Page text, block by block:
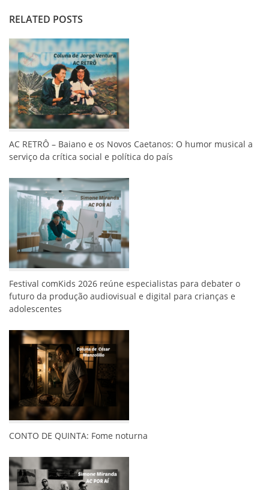
RELATED POSTS
AC RETRÔ – Baiano e os Novos Caetanos: O humor musical a
serviço da crítica social e política do país
Festival comKids 2026 reúne especialistas para debater o
futuro da produção audiovisual e digital para crianças e
adolescentes
CONTO DE QUINTA: Fome noturna